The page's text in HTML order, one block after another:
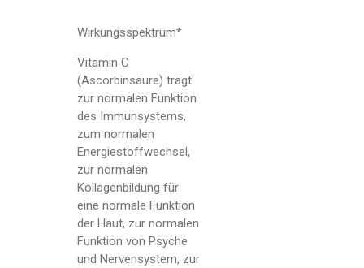
Wirkungsspektrum*
Vitamin C
(Ascorbinsäure) trägt
zur normalen Funktion
des Immunsystems,
zum normalen
Energiestoffwechsel,
zur normalen
Kollagenbildung für
eine normale Funktion
der Haut, zur normalen
Funktion von Psyche
und Nervensystem, zur